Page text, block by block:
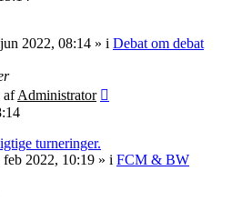
2022, 08:14 » i Debat om debat
afAdministrator
turneringer.
feb 2022, 10:19 » i FCM & BW